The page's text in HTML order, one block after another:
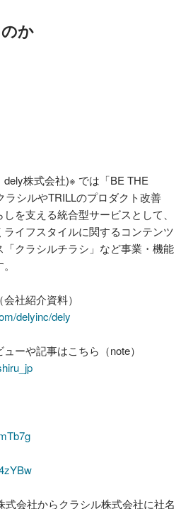
か
株式会社)※ では「BE THE
ラシルやTRILLのプロダクト改善
を支える統合型サービスとして、
イフスタイルに関するコンテンツ
クラシルチラシ」など事業・機能
社紹介資料）
delyinc/dely
ーや記事はこちら（note）
式会社からクラシル株式会社に社名